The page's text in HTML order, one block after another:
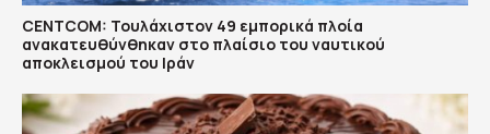
CENTCOM: Τουλάχιστον 49 εμπορικά πλοία
ανακατευθύνθηκαν στο πλαίσιο του ναυτικού
αποκλεισμού του Ιράν